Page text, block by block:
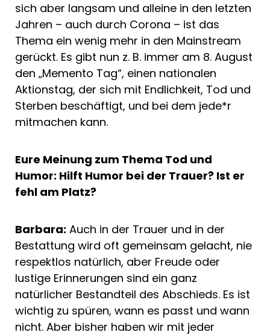
sich aber langsam und alleine in den letzten
Jahren – auch durch Corona – ist das
Thema ein wenig mehr in den Mainstream
gerückt. Es gibt nun z. B. immer am 8. August
den „Memento Tag“, einen nationalen
Aktionstag, der sich mit Endlichkeit, Tod und
Sterben beschäftigt, und bei dem jede*r
mitmachen kann.
Eure Meinung zum Thema Tod und
Humor: Hilft Humor bei der Trauer? Ist er
fehl am Platz?
Barbara: Auch in der Trauer und in der
Bestattung wird oft gemeinsam gelacht, nie
respektlos natürlich, aber Freude oder
lustige Erinnerungen sind ein ganz
natürlicher Bestandteil des Abschieds. Es ist
wichtig zu spüren, wann es passt und wann
nicht. Aber bisher haben wir mit jeder